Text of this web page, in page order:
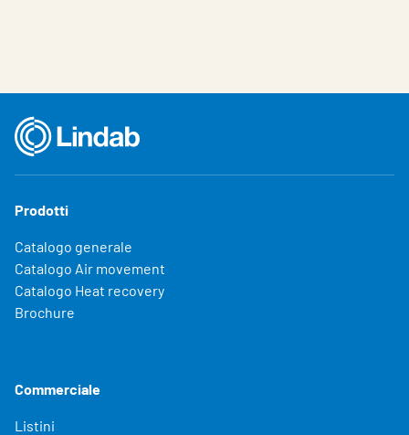
Prodotti
Catalogo generale
Catalogo Air movement
Catalogo Heat recovery
Brochure
Commerciale
Listini